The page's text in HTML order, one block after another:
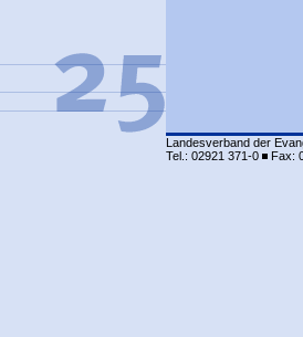
Landesverband der
Tel.: 02921 371-0
Fax: